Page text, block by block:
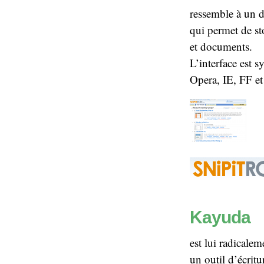
ressemble à un
qui permet de
et documents.
L’interface est
Opera, IE, FF
Kayuda
est lui
un outil